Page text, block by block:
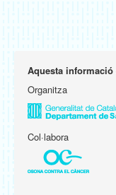
Aquesta
Organitza
Col·labora